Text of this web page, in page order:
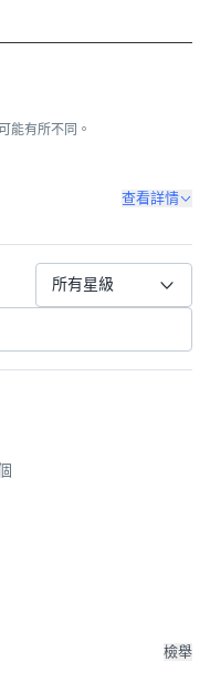
能有所不同。
查看詳情
所有星級
檢舉